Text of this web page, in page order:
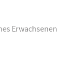
Erwachsenen